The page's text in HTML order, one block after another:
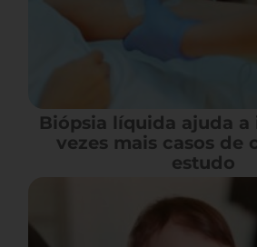
Biópsia líquida ajuda
vezes mais casos de
estudo